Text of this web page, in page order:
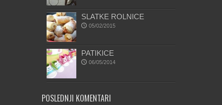
SLATKE ROLNICE
05/02/2015
PATIKICE
06/05/2014
POSLEDNJI KOMENTARI